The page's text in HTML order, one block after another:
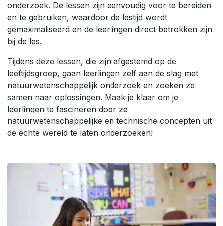
onderzoek. De lessen zijn eenvoudig voor te bereiden
en te gebruiken, waardoor de lestijd wordt
gemaximaliseerd en de leerlingen direct betrokken zijn
bij de les.
Tijdens deze lessen, die zijn afgestemd op de
leeftijdsgroep, gaan leerlingen zelf aan de slag met
natuurwetenschappelijk onderzoek en zoeken ze
samen naar oplossingen. Maak je klaar om je
leerlingen te fascineren door ze
natuurwetenschappelijke en technische concepten uit
de echte wereld te laten onderzoeken!